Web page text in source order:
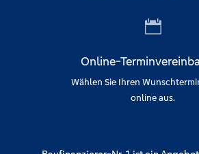

Online-
Wählen Sie Ihren
online aus.